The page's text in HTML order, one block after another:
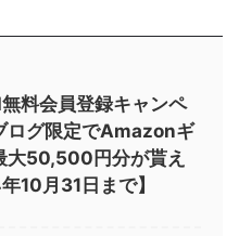
料会員登録キャンペ
ログ限定でAmazonギ
大50,500円分が貰え
10月31日まで】